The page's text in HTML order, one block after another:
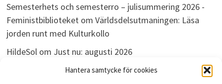
Hantera samtycke för cookies
Semesterhets och semesterro – julisummering 2026 -
Feministbiblioteketom Världsdelsutmaningen: Läsa
jorden runt med Kulturkollo
HildeSolom Just nu: augusti 2026
omJust nu: augusti 2026